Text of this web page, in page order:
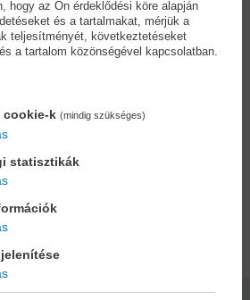
kifog rajtuk?
legújabb fordulatos kalandjából!
matekimádó és matekutáló 9–12 éves
–
kötetem a Mateknyomozók-sorozatból.
benne!!!” – Susan, goodreads.com
hogy az Ön érdeklődési köre alapján
és a tartalmakat, mérjük a
teljesítményét, következtetéseket
a tartalom közönségével kapcsolatban.
cookie-k (mindig szükséges)
statisztikák